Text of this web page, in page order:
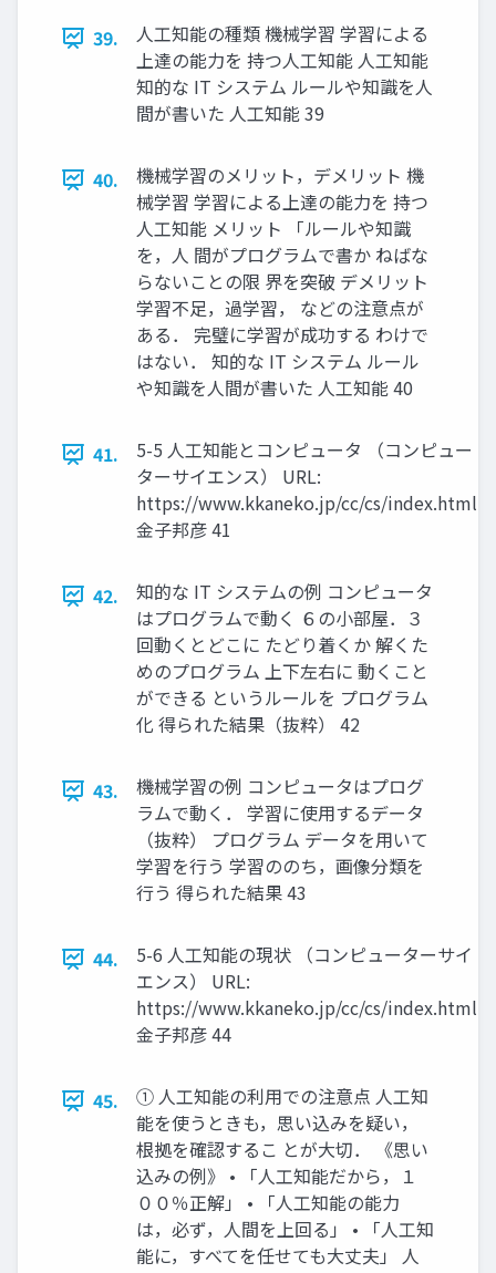
39.
人工知能の種類 機械学習 学習による
上達の能力を 持つ人工知能 人工知能
知的な IT システム ルールや知識を人
間が書いた 人工知能 39
40.
機械学習のメリット，デメリット 機
械学習 学習による上達の能力を 持つ
人工知能 メリット 「ルールや知識
を，人 間がプログラムで書か ねばな
らないことの限 界を突破 デメリット
学習不足，過学習， などの注意点が
ある． 完璧に学習が成功する わけで
はない． 知的な IT システム ルール
や知識を人間が書いた 人工知能 40
41.
5-5 人工知能とコンピュータ （コンピュー
ターサイエンス） URL:
https://www.kkaneko.jp/cc/cs/index.html
金子邦彦 41
42.
知的な IT システムの例 コンピュータ
はプログラムで動く ６の小部屋．３
回動くとどこに たどり着くか 解くた
めのプログラム 上下左右に 動くこと
ができる というルールを プログラム
化 得られた結果（抜粋） 42
43.
機械学習の例 コンピュータはプログ
ラムで動く． 学習に使用するデータ
（抜粋） プログラム データを用いて
学習を行う 学習ののち，画像分類を
行う 得られた結果 43
44.
5-6 人工知能の現状 （コンピューターサイ
エンス） URL:
https://www.kkaneko.jp/cc/cs/index.html
金子邦彦 44
45.
① 人工知能の利用での注意点 人工知
能を使うときも，思い込みを疑い，
根拠を確認するこ とが大切． 《思い
込みの例》 • 「人工知能だから，１
００％正解」 • 「人工知能の能力
は，必ず，人間を上回る」 • 「人工知
能に，すべてを任せても大丈夫」 人